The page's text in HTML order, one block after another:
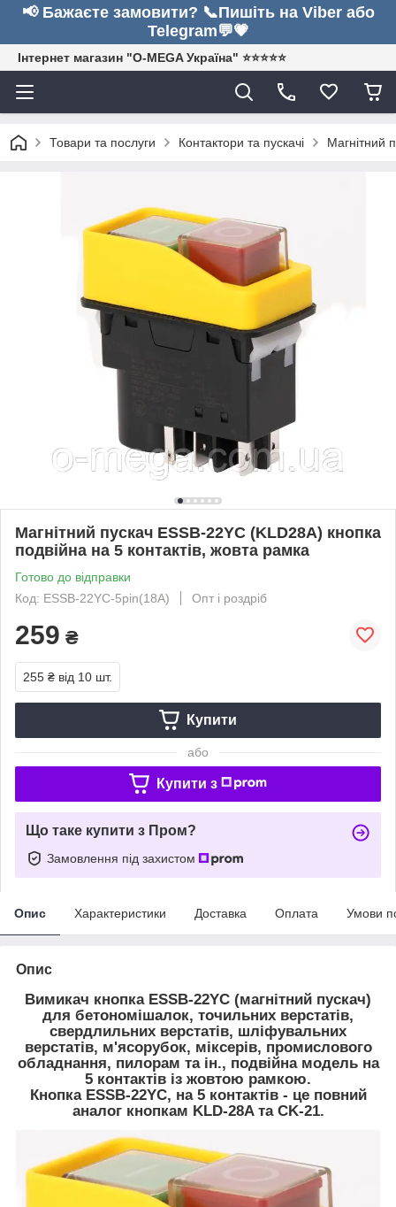
📢 Бажаєте замовити? 📞Пишіть на Viber або
Telegram💬💗
Інтернет магазин "O-MEGA Україна" ⭐⭐⭐⭐⭐
Товари та послуги Контактори та пускачі Магнітний
Магнітний пускач ESSB-22YC (KLD28A) кнопка
подвійна на 5 контактів, жовта рамка
Готово до відправки
Код: ESSB-22YC-5pin(18A)
Опт і роздріб
259 ₴
255 ₴ від 10 шт.
Купити
або
Купити з
Що таке купити з Пром?
Замовлення під захистом
Опис Характеристики Доставка Оплата Умови
Опис
Вимикач кнопка ESSB-22YC (магнітний пускач)
для бетономішалок, точильних верстатів,
свердлильних верстатів, шліфувальних
верстатів, м'ясорубок, міксерів, промислового
обладнання, пилорам та ін., подвійна модель на
5 контактів із жовтою рамкою.
Кнопка ESSB-22YC, на 5 контактів - це повний
аналог кнопкам KLD-28A та CK-21.